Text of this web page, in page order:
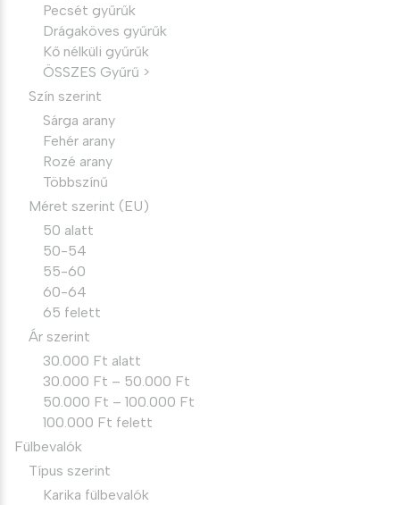
Pecsét gyűrűk
Drágaköves gyűrűk
Kő nélküli gyűrűk
ÖSSZES Gyűrű >
Szín szerint
Sárga arany
Fehér arany
Rozé arany
Többszínű
Méret szerint (EU)
50 alatt
50-54
55-60
60-64
65 felett
Ár szerint
30.000 Ft alatt
30.000 Ft – 50.000 Ft
50.000 Ft – 100.000 Ft
100.000 Ft felett
Fülbevalók
Típus szerint
Karika fülbevalók